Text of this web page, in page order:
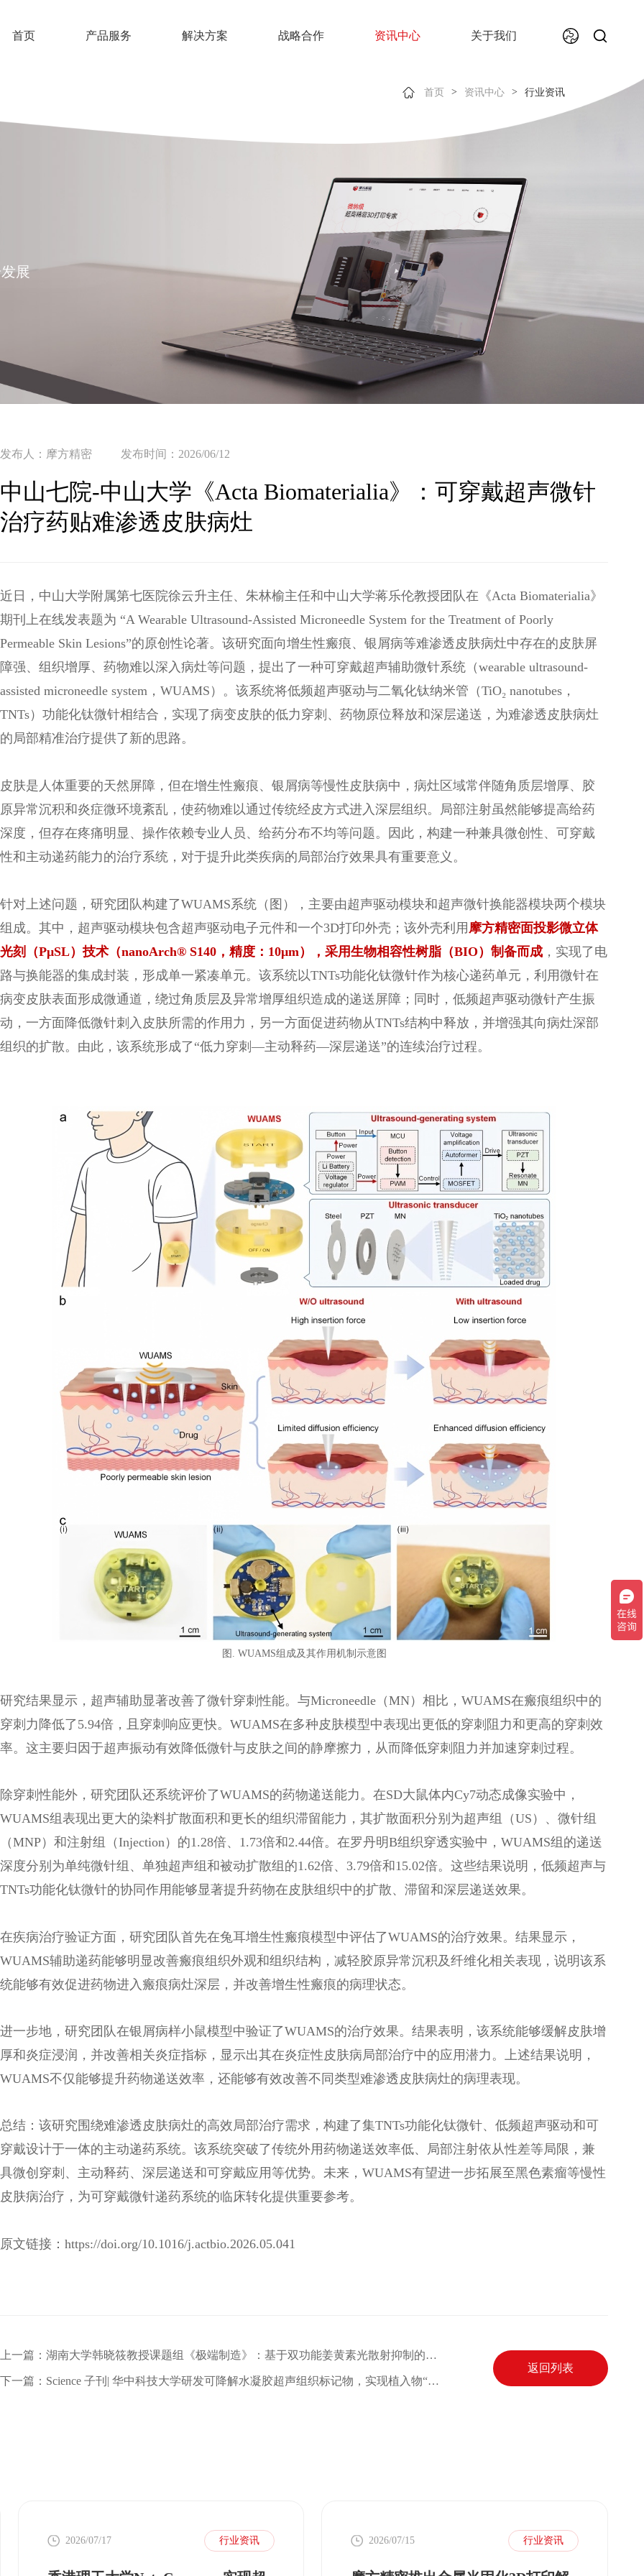
首页 产品服务 解决方案 战略合作 资讯中心 关于我们
首页 > 资讯中心 > 行业资讯
展
发布人：摩方精密 发布时间：2026/06/12
中山七院-中山大学《Acta Biomaterialia》：可穿戴超声微针
治疗药贴难渗透皮肤病灶
近日，中山大学附属第七医院徐云升主任、朱林榆主任和中山大学蒋乐伦教授团队在《Acta Biomaterialia》
期刊上在线发表题为 “A Wearable Ultrasound-Assisted Microneedle System for the Treatment of Poorly
Permeable Skin Lesions”的原创性论著。该研究面向增生性瘢痕、银屑病等难渗透皮肤病灶中存在的皮肤屏
障强、组织增厚、药物难以深入病灶等问题，提出了一种可穿戴超声辅助微针系统（wearable ultrasound-
assisted microneedle system，WUAMS）。该系统将低频超声驱动与二氧化钛纳米管（TiO₂ nanotubes，
TNTs）功能化钛微针相结合，实现了病变皮肤的低力穿刺、药物原位释放和深层递送，为难渗透皮肤病灶
的局部精准治疗提供了新的思路。
皮肤是人体重要的天然屏障，但在增生性瘢痕、银屑病等慢性皮肤病中，病灶区域常伴随角质层增厚、胶
原异常沉积和炎症微环境紊乱，使药物难以通过传统经皮方式进入深层组织。局部注射虽然能够提高给药
深度，但存在疼痛明显、操作依赖专业人员、给药分布不均等问题。因此，构建一种兼具微创性、可穿戴
性和主动递药能力的治疗系统，对于提升此类疾病的局部治疗效果具有重要意义。
针对上述问题，研究团队构建了WUAMS系统（图），主要由超声驱动模块和超声微针换能器模块两个模块
组成。其中，超声驱动模块包含超声驱动电子元件和一个3D打印外壳；该外壳利用 摩方精密面投影微立体
光刻（PμSL）技术（nanoArch® S140，精度：10μm），采用生物相容性树脂（BIO）制备而成 ，实现了电
路与换能器的集成封装，形成单一紧凑单元。该系统以TNTs功能化钛微针作为核心递药单元，利用微针在
病变皮肤表面形成微通道，绕过角质层及异常增厚组织造成的递送屏障；同时，低频超声驱动微针产生振
动，一方面降低微针刺入皮肤所需的作用力，另一方面促进药物从TNTs结构中释放，并增强其向病灶深部
组织的扩散。由此，该系统形成了“低力穿刺—主动释药—深层递送”的连续治疗过程。
图. WUAMS组成及其作用机制示意图
研究结果显示，超声辅助显著改善了微针穿刺性能。与Microneedle（MN）相比，WUAMS在瘢痕组织中的
穿刺力降低了5.94倍，且穿刺响应更快。WUAMS在多种皮肤模型中表现出更低的穿刺阻力和更高的穿刺效
率。这主要归因于超声振动有效降低微针与皮肤之间的静摩擦力，从而降低穿刺阻力并加速穿刺过程。
除穿刺性能外，研究团队还系统评价了WUAMS的药物递送能力。在SD大鼠体内Cy7动态成像实验中，
WUAMS组表现出更大的染料扩散面积和更长的组织滞留能力，其扩散面积分别为超声组（US）、微针组
（MNP）和注射组（Injection）的1.28倍、1.73倍和2.44倍。在罗丹明B组织穿透实验中，WUAMS组的递送
深度分别为单纯微针组、单独超声组和被动扩散组的1.62倍、3.79倍和15.02倍。这些结果说明，低频超声与
TNTs功能化钛微针的协同作用能够显著提升药物在皮肤组织中的扩散、滞留和深层递送效果。
在疾病治疗验证方面，研究团队首先在兔耳增生性瘢痕模型中评估了WUAMS的治疗效果。结果显示，
WUAMS辅助递药能够明显改善瘢痕组织外观和组织结构，减轻胶原异常沉积及纤维化相关表现，说明该系
统能够有效促进药物进入瘢痕病灶深层，并改善增生性瘢痕的病理状态。
进一步地，研究团队在银屑病样小鼠模型中验证了WUAMS的治疗效果。结果表明，该系统能够缓解皮肤增
厚和炎症浸润，并改善相关炎症指标，显示出其在炎症性皮肤病局部治疗中的应用潜力。上述结果说明，
WUAMS不仅能够提升药物递送效率，还能够有效改善不同类型难渗透皮肤病灶的病理表现。
总结：该研究围绕难渗透皮肤病灶的高效局部治疗需求，构建了集TNTs功能化钛微针、低频超声驱动和可
穿戴设计于一体的主动递药系统。该系统突破了传统外用药物递送效率低、局部注射依从性差等局限，兼
具微创穿刺、主动释药、深层递送和可穿戴应用等优势。未来，WUAMS有望进一步拓展至黑色素瘤等慢性
皮肤病治疗，为可穿戴微针递药系统的临床转化提供重要参考。
原文链接：https://doi.org/10.1016/j.actbio.2026.05.041
上一篇：湖南大学韩晓筱教授课题组《极端制造》：基于双功能姜黄素光散射抑制的高保真DLP陶瓷打印新策略
下一篇：Science 子刊| 华中科技大学研发可降解水凝胶超声组织标记物，实现植入物“彩色超声”定位
返回列表
2026/07/17 行业资讯 2026/07/15 行业资讯